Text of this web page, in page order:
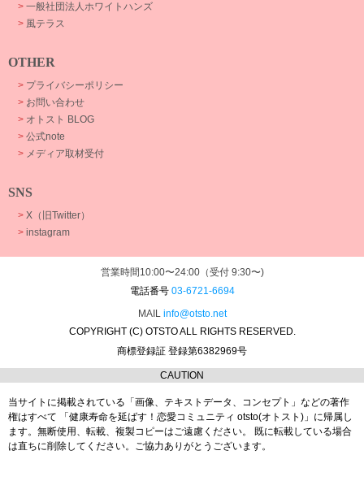
> 一般社団法人ホワイトハンズ
> 風テラス
OTHER
> プライバシーポリシー
> お問い合わせ
> オトスト BLOG
> 公式note
> メディア取材受付
SNS
> X（旧Twitter）
> instagram
営業時間10:00〜24:00（受付 9:30〜)
電話番号 03-6721-6694
MAIL info@otsto.net
COPYRIGHT (C) OTSTO ALL RIGHTS RESERVED.
商標登録証 登録第6382969号
CAUTION
当サイトに掲載されている「画像、テキストデータ、コンセプト」などの著作
権はすべて 「健康寿命を延ばす！恋愛コミュニティ otsto(オトスト)」に帰属し
ます。 無断使用、転載、複製コピーはご遠慮ください。
既に転載している場合
は直ちに削除してください。ご協力ありがとうございます。